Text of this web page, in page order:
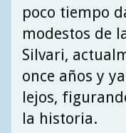
poco tiempo
modestos de
Silvari,
once años y
lejos,
la historia.